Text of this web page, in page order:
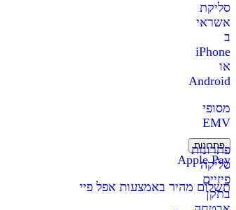
סליקת
אשראי
ב
iPhone
או
Android
מסופי
EMV
פתרונות
סליקה
פיזיים
בתקן
פתרונות
Apple Pay
תשלום מהיר באמצעות אפל פיי